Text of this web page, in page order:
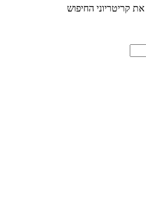
קריטריוני החיפוש